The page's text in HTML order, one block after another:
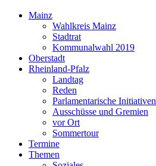
Mainz
Wahlkreis Mainz
Stadtrat
Kommunalwahl 2019
Oberstadt
Rheinland-Pfalz
Landtag
Reden
Parlamentarische Initiativen
Ausschüsse und Gremien
vor Ort
Sommertour
Termine
Themen